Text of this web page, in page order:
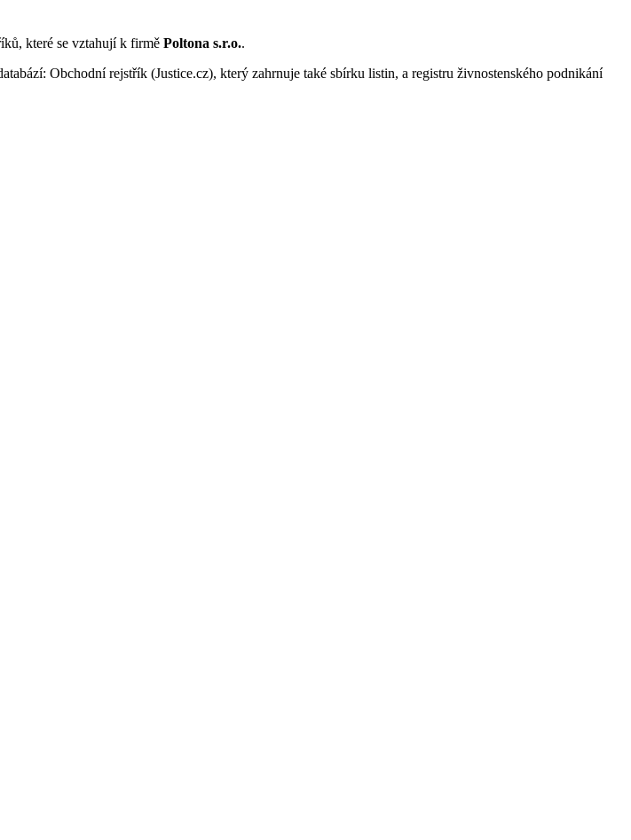
které se vztahují k firmě Poltona s.r.o..
Obchodní rejstřík (Justice.cz), který zahrnuje také sbírku listin, a registru živnostenského podnikání